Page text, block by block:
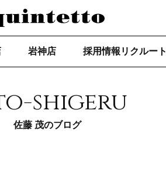
岩神店 採用情報リクルート
shigeru
佐藤 茂のブログ